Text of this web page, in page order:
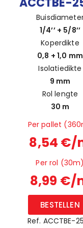
1/4’’ + 5/8’’
Koperdikte
0,8 + 1,0 mm
Isolatiedikte
9 mm
Rol lengte
30 m
Per pallet
8,54 €/
Per rol (30m)
8,99 €/
BESTELLEN
Ref. ACCTBE-